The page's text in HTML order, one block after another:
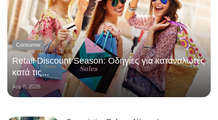
Consumer
Retail Discount Season: Οδηγίες για καταναλωτές
κατά τις...
Αυγ 8, 2026